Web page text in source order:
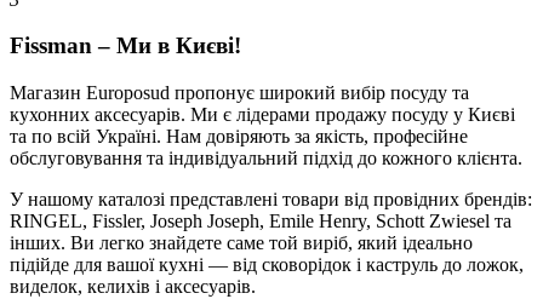
Fissman – Ми в Києві!
Магазин Europosud пропонує широкий вибір посуду та
кухонних аксесуарів. Ми є лідерами продажу посуду у Києві
та по всій Україні. Нам довіряють за якість, професійне
обслуговування та індивідуальний підхід до кожного клієнта.
У нашому каталозі представлені товари від провідних брендів:
RINGEL, Fissler, Joseph Joseph, Emile Henry, Schott Zwiesel та
інших. Ви легко знайдете саме той виріб, який ідеально
підійде для вашої кухні — від сковорідок і каструль до ложок,
виделок, келихів і аксесуарів.